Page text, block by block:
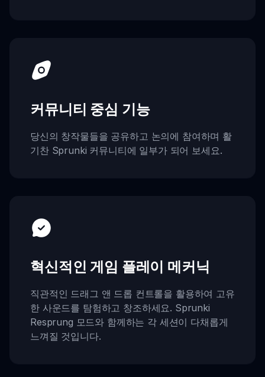
커뮤니티 중심 기능
당신의 창작물들을 공유하고 논의에 참여하며 활
기찬 Sprunki 커뮤니티에 일부가 되어 보세요.
혁신적인 게임 플레이 메커닉
직관적인 드래그 앤 드롭 컨트롤을 활용하여 고유
한 사운드를 탐험하고 창조하세요. Sprunki
Resprung 모드와 함께하는 각 세션이 다채롭게
느껴질 것입니다.